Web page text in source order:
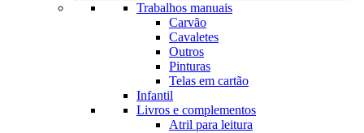
Trabalhos manuais
Carvão
Cavaletes
Outros
Pinturas
Telas em cartão
Infantil
Livros e complementos
Atril para leitura